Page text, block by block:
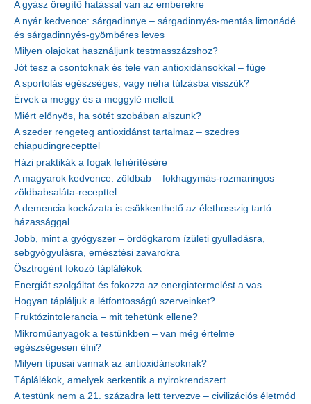
A gyász öregítő hatással van az emberekre
A nyár kedvence: sárgadinnye – sárgadinnyés-mentás limonádé
és sárgadinnyés-gyömbéres leves
Milyen olajokat használjunk testmasszázshoz?
Jót tesz a csontoknak és tele van antioxidánsokkal – füge
A sportolás egészséges, vagy néha túlzásba visszük?
Érvek a meggy és a meggylé mellett
Miért előnyös, ha sötét szobában alszunk?
A szeder rengeteg antioxidánst tartalmaz – szedres
chiapudingrecepttel
Házi praktikák a fogak fehérítésére
A magyarok kedvence: zöldbab – fokhagymás-rozmaringos
zöldbabsaláta-recepttel
A demencia kockázata is csökkenthető az élethosszig tartó
házassággal
Jobb, mint a gyógyszer – ördögkarom ízületi gyulladásra,
sebgyógyulásra, emésztési zavarokra
Ösztrogént fokozó táplálékok
Energiát szolgáltat és fokozza az energiatermelést a vas
Hogyan tápláljuk a létfontosságú szerveinket?
Fruktózintolerancia – mit tehetünk ellene?
Mikroműanyagok a testünkben – van még értelme
egészségesen élni?
Milyen típusai vannak az antioxidánsoknak?
Táplálékok, amelyek serkentik a nyirokrendszert
A testünk nem a 21. századra lett tervezve – civilizációs életmód